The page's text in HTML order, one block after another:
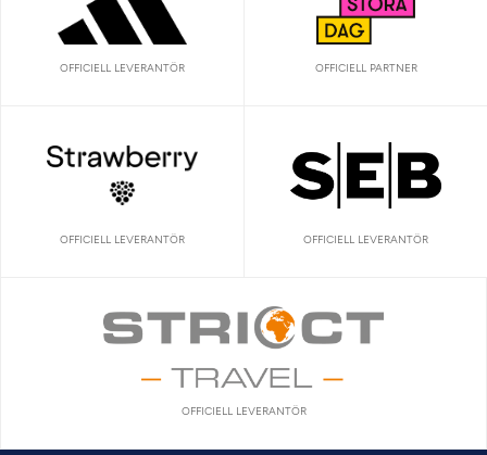
OFFICIELL LEVERANTÖR OFFICIELL PARTNER
OFFICIELL LEVERANTÖR OFFICIELL LEVERANTÖR
OFFICIELL LEVERANTÖR